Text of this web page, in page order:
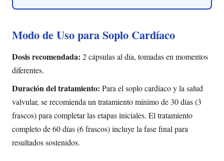
Modo de Uso para Soplo Cardíaco
Dosis recomendada: 2 cápsulas al día, tomadas en momentos
diferentes.
Duración del tratamiento: Para el soplo cardíaco y la salud
valvular, se recomienda un tratamiento mínimo de 30 días (3
frascos) para completar las etapas iniciales. El tratamiento
completo de 60 días (6 frascos) incluye la fase final para
resultados sostenidos.